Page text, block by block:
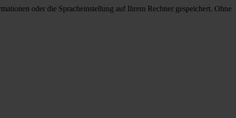
oder die Spracheinstellung auf Ihrem Rechner gespeichert. Ohne